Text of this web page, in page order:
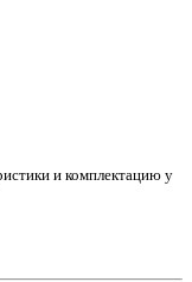
и комплектацию у